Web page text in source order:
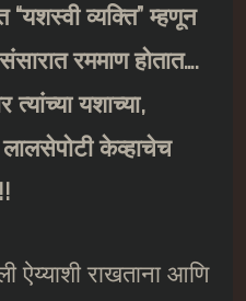
व्यक्ति” म्हणून
रममाण होतात….
यशाच्या,
लालसेपोटी केव्हाचेच
ऐय्याशी राखताना आणि